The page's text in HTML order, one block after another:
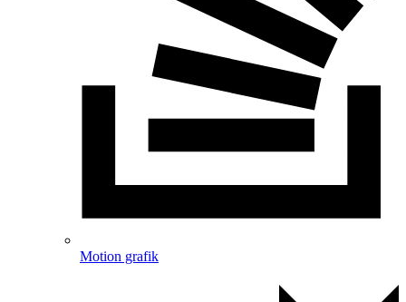
Motion grafik